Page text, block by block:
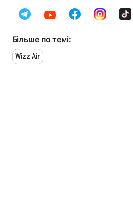
Більше по темі:
Wizz Air